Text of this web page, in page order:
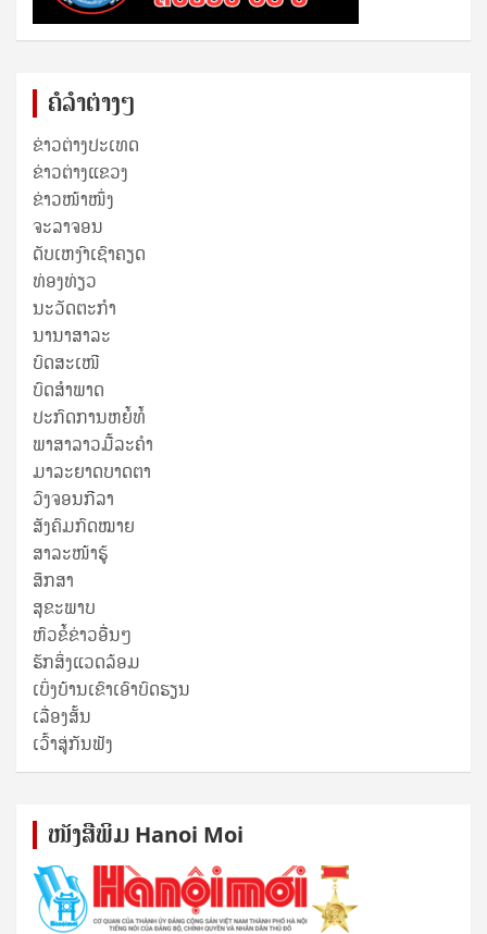
ຄໍລຳຕ່າງໆ
ຂ່າວຕ່າງປະເທດ
ຂ່າວ​ຕ່າງ​ແຂວງ
ຂ່າວໜ້າໜຶ່ງ
ຈະລາຈອນ
ດັບເຫງົາເຊົາຄຽດ
ທ່ອງທ່ຽວ
ນະວັດຕະກໍາ
ນານາສາລະ
ບົດສະເໜີ
ບົດສໍາພາດ
ປະກົດການຫຍໍ້ທໍ້
ພາສາລາວມື້ລະຄຳ
ມາລະຍາດບາດຕາ
ວົງຈອນກີລາ
ສັງຄົມກົດໝາຍ
ສາລະໜ້າຮູ້
ສຶກສາ
ສຸ​ຂະ​ພາບ
ຫົວຂໍ້ຂ່າວອື່ນໆ
ຮັກສິ່ງແວດລ້ອມ
ເບິ່ງບ້ານເຂົາເອົາບົດຮຽນ
ເລື່ອງສັ້ນ
ເວົ້າສູ່ກັນຟັງ
ໜັງ​ສື​ພິມ Hanoi Moi